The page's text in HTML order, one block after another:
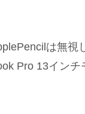
は無視
Pro 13イン